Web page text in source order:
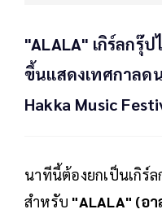
"ALALA" เกิร์ลกรุ๊
ขึ้นแสดงเทศกาลด
Hakka Music
นาทีนี้ต้องยกเป็นเกิร์
สำหรับ "ALALA" (อา